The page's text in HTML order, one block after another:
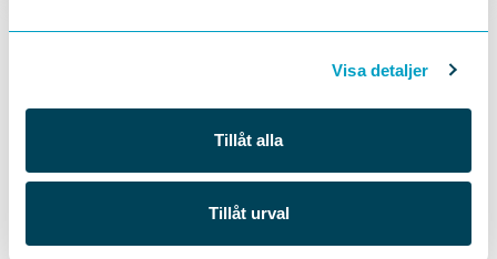
Visa detaljer
Tillåt alla
Tillåt urval
Läs mer i samma ämne
Slide 1 of 3
ALMEDALEN
TCO i Almedalen: Är